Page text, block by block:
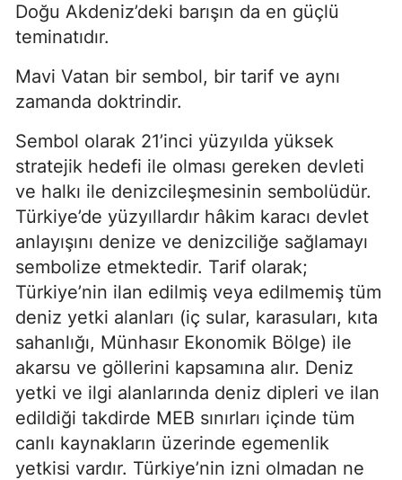
Doğu Akdeniz’deki barışın da en güçlü
teminatıdır.
Mavi Vatan bir sembol, bir tarif ve aynı
zamanda doktrindir.
Sembol olarak 21’inci yüzyılda yüksek
stratejik hedefi ile olması gereken devleti
ve halkı ile denizcileşmesinin sembolüdür.
Türkiye’de yüzyıllardır hâkim karacı devlet
anlayışını denize ve denizciliğe sağlamayı
sembolize etmektedir. Tarif olarak;
Türkiye’nin ilan edilmiş veya edilmemiş tüm
deniz yetki alanları (iç sular, karasuları, kıta
sahanlığı, Münhasır Ekonomik Bölge) ile
akarsu ve göllerini kapsamına alır. Deniz
yetki ve ilgi alanlarında deniz dipleri ve ilan
edildiği takdirde MEB sınırları içinde tüm
canlı kaynakların üzerinde egemenlik
yetkisi vardır. Türkiye’nin izni olmadan ne